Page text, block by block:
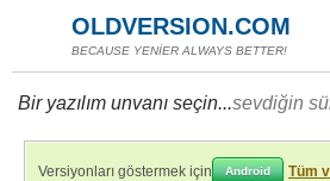
OLDVERSION.COM
BECAUSE YENİER ALWAYS BETTER!
Bir yazılım unvanı seçin...sevdiğin
Versiyonları göstermek için Android Tüm